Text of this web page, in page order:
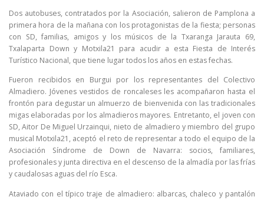
Dos autobuses, contratados por la Asociación, salieron de Pamplona a
primera hora de la mañana con los protagonistas de la fiesta; personas
con SD, familias, amigos y los músicos de la Txaranga Jarauta 69,
Txalaparta Down y Motxila21 para acudir a esta Fiesta de Interés
Turístico Nacional, que tiene lugar todos los años en estas fechas.
Fueron recibidos en Burgui por los representantes del Colectivo
Almadiero. Jóvenes vestidos de roncaleses les acompañaron hasta el
frontón para degustar un almuerzo de bienvenida con las tradicionales
migas elaboradas por los almadieros mayores. Entretanto, el joven con
SD, Aitor De Miguel Urzainqui, nieto de almadiero y miembro del grupo
musical Motxila21, aceptó el reto de representar a todo el equipo de la
Asociación Síndrome de Down de Navarra: socios, familiares,
profesionales y junta directiva en el descenso de la almadía por las frías
y caudalosas aguas del río Esca.
Ataviado con el típico traje de almadiero: albarcas, chaleco y pantalón